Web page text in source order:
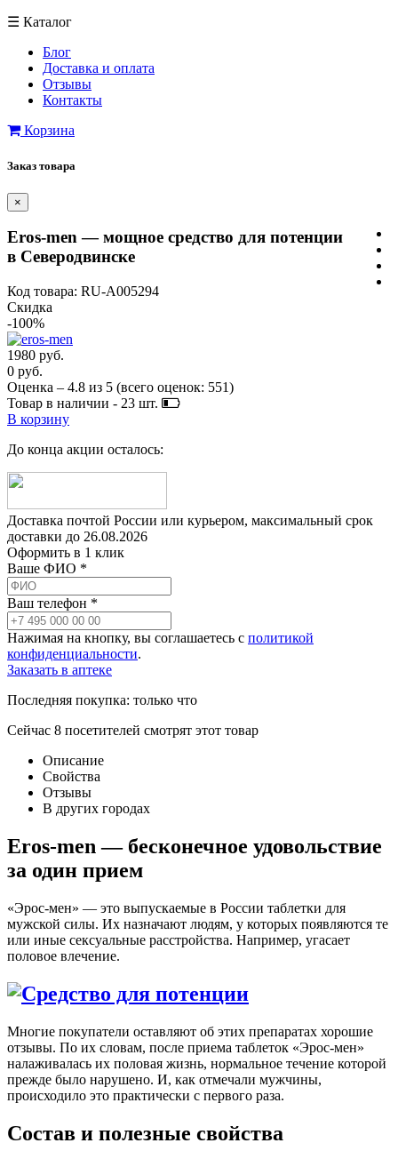
☰ Каталог
Блог
Доставка и оплата
Отзывы
Контакты
Корзина
Заказ товара
×
Eros-men — мощное средство для потенции
в Северодвинске
Код товара: RU-A005294
Скидка
-100%
1980 руб.
0 руб.
Оценка – 4.8 из 5 (всего оценок: 551)
Товар в наличии - 23 шт.
В корзину
До конца акции осталось:
Доставка почтой России или курьером, максимальный срок
доставки до 26.08.2026
Оформить в 1 клик
Ваше ФИО *
Ваш телефон *
Нажимая на кнопку, вы соглашаетесь с политикой
конфиденциальности.
Заказать в аптеке
Последняя покупка: только что
Сейчас 8 посетителей смотрят этот товар
Описание
Свойства
Отзывы
В других городах
Eros-men — бесконечное удовольствие
за один прием
«Эрос-мен» — это выпускаемые в России таблетки для
мужской силы. Их назначают людям, у которых появляются те
или иные сексуальные расстройства. Например, угасает
половое влечение.
Многие покупатели оставляют об этих препаратах хорошие
отзывы. По их словам, после приема таблеток «Эрос-мен»
налаживалась их половая жизнь, нормальное течение которой
прежде было нарушено. И, как отмечали мужчины,
происходило это практически с первого раза.
Состав и полезные свойства